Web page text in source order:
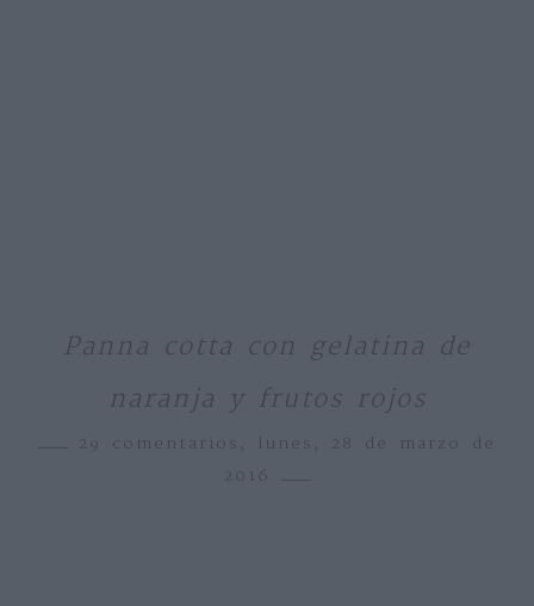
Panna cotta con gelatina de
naranja y frutos rojos
29 comentarios, lunes, 28 de marzo de
2016